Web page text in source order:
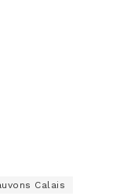
Calais